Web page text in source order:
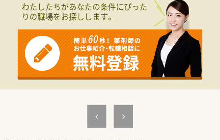
■昇給は年1回、賞与は年2回の支給実績があり、日々の努力や業
績がしっかりと給与に反映される仕組みが整っているため安心
【人員体制】
薬剤師:1名
********************************
＼手厚いサポートが魅力のファルマスタッフ／
■万全のサポート体制：2名体制で担当がつきしっかりサポート！
■各種保険を完備：社会保険(週20時間以上)/雇用保険/薬剤師賠
償責任保険
■充実の休暇制度：有給休暇(6ヶ月以上勤務)、夏季休暇、慶弔休
暇など
ご希望条件に合わせて求人をお探しします！
まずはお気軽にお問い合わせください。
わたしたちがあなたの条件にぴった
りの職場をお探しします。